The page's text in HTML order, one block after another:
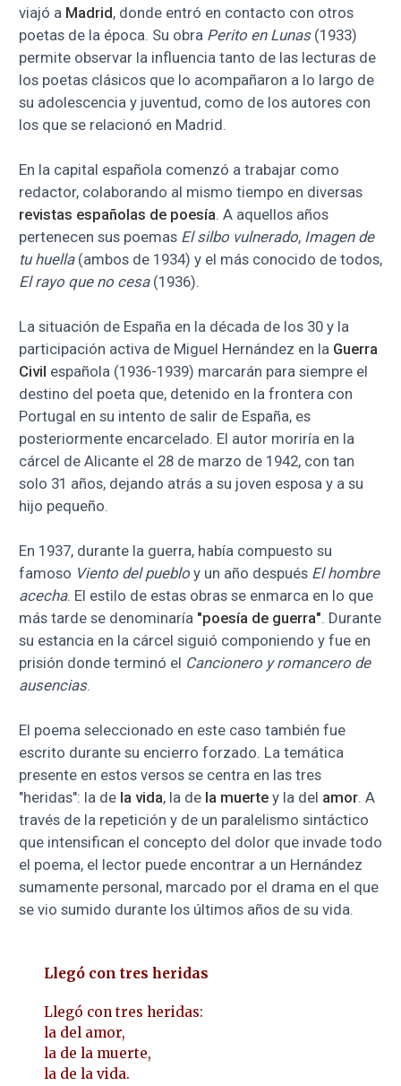
viajó a Madrid, donde entró en contacto con otros
poetas de la época. Su obra Perito en Lunas(1933)
permite observar la influencia tanto de las lecturas de
los poetas clásicos que lo acompañaron a lo largo de
su adolescencia y juventud, como de los autores con
los que se relacionó en Madrid.
En la capital española comenzó a trabajar como
redactor, colaborando al mismo tiempo en diversas
revistas españolas de poesía. A aquellos años
pertenecen sus poemas El silbo vulnerado, Imagen de
tu huella(ambos de 1934) y el más conocido de todos,
El rayo que no cesa(1936).
La situación de España en la década de los 30 y la
participación activa de Miguel Hernández en la Guerra
Civil española (1936-1939) marcarán para siempre el
destino del poeta que, detenido en la frontera con
Portugal en su intento de salir de España, es
posteriormente encarcelado. El autor moriría en la
cárcel de Alicante el 28 de marzo de 1942, con tan
solo 31 años, dejando atrás a su joven esposa y a su
hijo pequeño.
En 1937, durante la guerra, había compuesto su
famoso Viento del pueblo y un año después El hombre
acecha. El estilo de estas obras se enmarca en lo que
más tarde se denominaría "poesía de guerra". Durante
su estancia en la cárcel siguió componiendo y fue en
prisión donde terminó el Cancionero y romancero de
ausencias.
El poema seleccionado en este caso también fue
escrito durante su encierro forzado. La temática
presente en estos versos se centra en las tres
"heridas": la de la vida, la de la muerte y la del amor. A
través de la repetición y de un paralelismo sintáctico
que intensifican el concepto del dolor que invade todo
el poema, el lector puede encontrar a un Hernández
sumamente personal, marcado por el drama en el que
se vio sumido durante los últimos años de su vida.
Llegó con tres heridas
Llegó con tres heridas:
la del amor,
la de la muerte,
la de la vida.